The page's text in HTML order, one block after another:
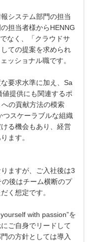
システム部門の担当
担当者様からHENNG
なく、「クラウドサ
ての提案を求められ
ッショナル職です。
要求水準に加え、Sa
提供にも関連するポ
の貢献方法の模索
つスケーラブルな組織
る機会もあり、経営
ます。
ますが、ご入社後は3
後はチーム横断のプ
く想定です。
with passion”を
ご自身でリードして
の方針としては導入